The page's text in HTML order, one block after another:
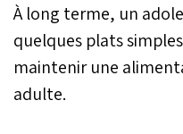
À long terme, un
quelques plats
maintenir une
adulte.